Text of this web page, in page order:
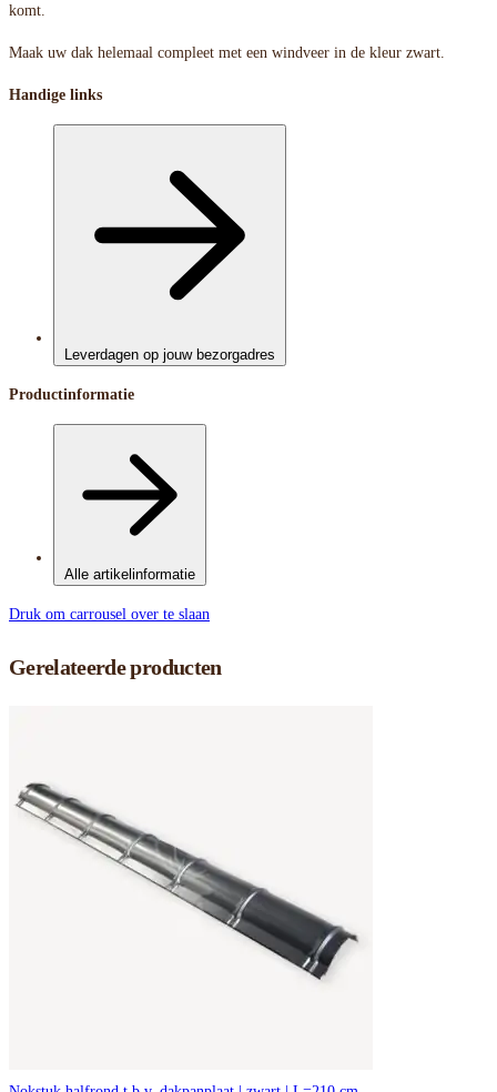
komt.
Maak uw dak helemaal compleet met een windveer in de kleur zwart.
Handige links
Leverdagen op jouw bezorgadres
Productinformatie
Alle artikelinformatie
Druk om carrousel over te slaan
Gerelateerde producten